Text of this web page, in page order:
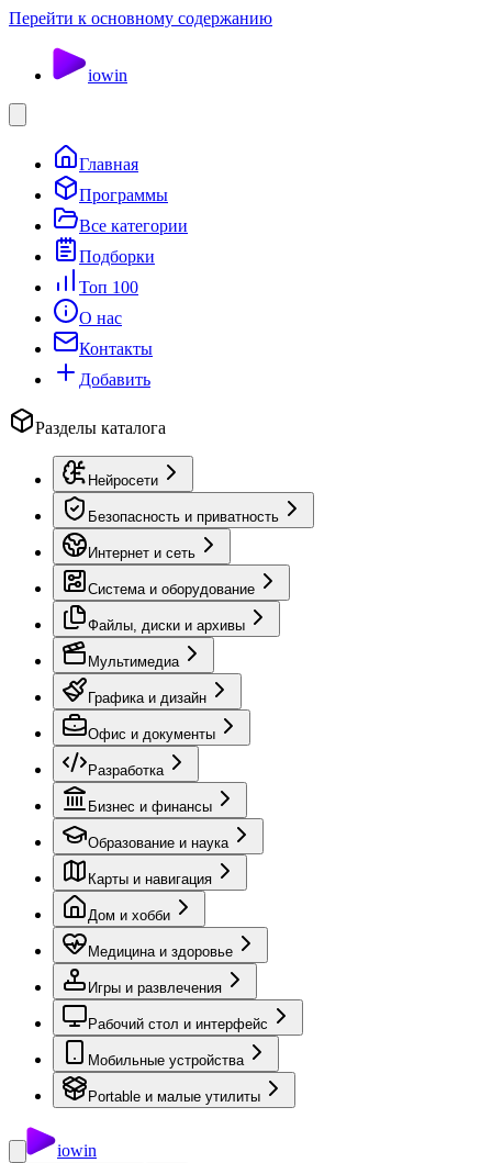
Перейти к основному содержанию
iowin
Главная
Программы
Все категории
Подборки
Топ 100
О нас
Контакты
Добавить
Разделы каталога
Нейросети
Безопасность и приватность
Интернет и сеть
Система и оборудование
Файлы, диски и архивы
Мультимедиа
Графика и дизайн
Офис и документы
Разработка
Бизнес и финансы
Образование и наука
Карты и навигация
Дом и хобби
Медицина и здоровье
Игры и развлечения
Рабочий стол и интерфейс
Мобильные устройства
Portable и малые утилиты
iowin